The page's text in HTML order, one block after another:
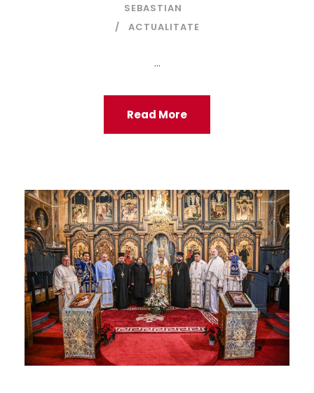
SEBASTIAN
ACTUALITATE
...
Read More